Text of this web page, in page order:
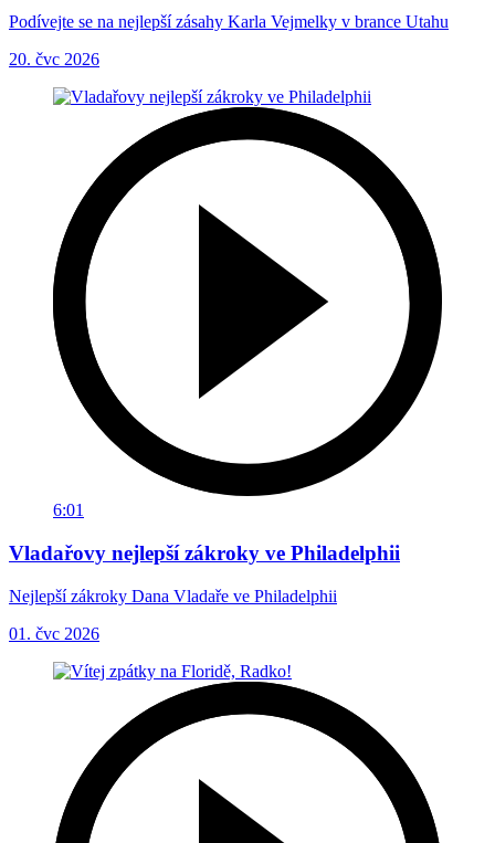
Podívejte se na nejlepší zásahy Karla Vejmelky v brance Utahu
20. čvc 2026
6:01
Vladařovy nejlepší zákroky ve Philadelphii
Nejlepší zákroky Dana Vladaře ve Philadelphii
01. čvc 2026